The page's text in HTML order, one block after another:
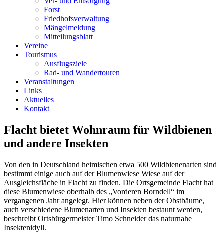
Forst
Friedhofsverwaltung
Mängelmeldung
Mitteilungsblatt
Vereine
Tourismus
Ausflugsziele
Rad- und Wandertouren
Veranstaltungen
Links
Aktuelles
Kontakt
Flacht bietet Wohnraum für Wildbienen
und andere Insekten
Von den in Deutschland heimischen etwa 500 Wildbienenarten sind
bestimmt einige auch auf der Blumenwiese Wiese auf der
Ausgleichsfläche in Flacht zu finden. Die Ortsgemeinde Flacht hat
diese Blumenwiese oberhalb des „Vorderen Borndell“ im
vergangenen Jahr angelegt. Hier können neben der Obstbäume,
auch verschiedene Blumenarten und Insekten bestaunt werden,
beschreibt Ortsbürgermeister Timo Schneider das naturnahe
Insektenidyll.